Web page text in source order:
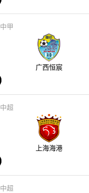
中甲
广西恒宸
中超
上海海港
中超